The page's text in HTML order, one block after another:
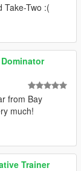
Take-Two :(
from Bay
much!
Trainer